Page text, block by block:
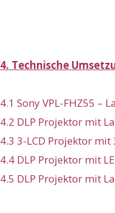
4. Technische
4.1 Sony VPL-FHZ55 –
4.2 DLP Projektor mit
4.3 3-LCD Projektor mit
4.4 DLP Projektor mit
4.5 DLP Projektor mit